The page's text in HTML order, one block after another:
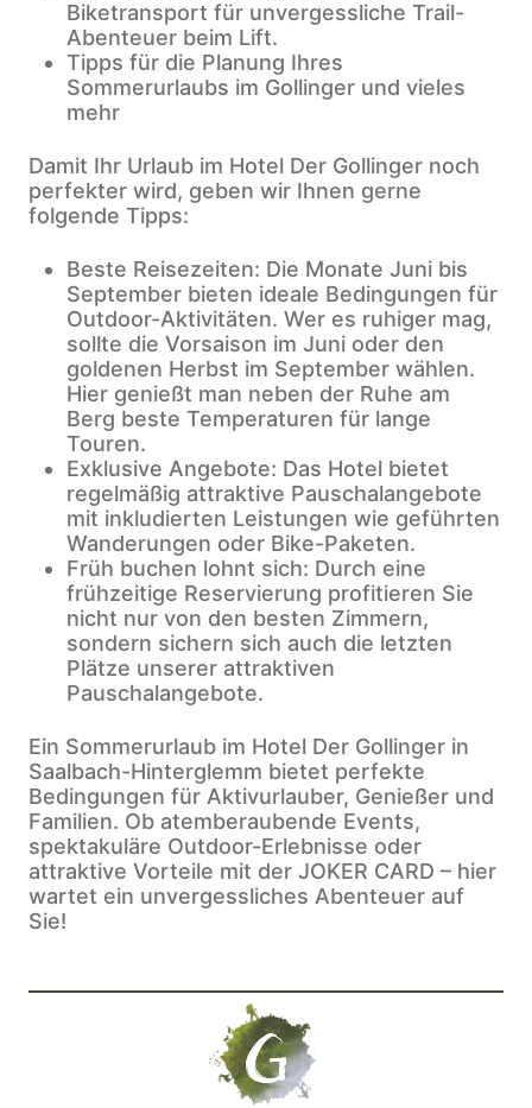
Biketransport für unvergessliche Trail-
Abenteuer beim Lift.
Tipps für die Planung Ihres
Sommerurlaubs im Gollinger und vieles
mehr
Damit Ihr Urlaub im Hotel Der Gollinger noch
perfekter wird, geben wir Ihnen gerne
folgende Tipps:
Beste Reisezeiten: Die Monate Juni bis
September bieten ideale Bedingungen für
Outdoor-Aktivitäten. Wer es ruhiger mag,
sollte die Vorsaison im Juni oder den
goldenen Herbst im September wählen.
Hier genießt man neben der Ruhe am
Berg beste Temperaturen für lange
Touren.
Exklusive Angebote: Das Hotel bietet
regelmäßig attraktive Pauschalangebote
mit inkludierten Leistungen wie geführten
Wanderungen oder Bike-Paketen.
Früh buchen lohnt sich: Durch eine
frühzeitige Reservierung profitieren Sie
nicht nur von den besten Zimmern,
sondern sichern sich auch die letzten
Plätze unserer attraktiven
Pauschalangebote.
Ein Sommerurlaub im Hotel Der Gollinger in
Saalbach-Hinterglemm bietet perfekte
Bedingungen für Aktivurlauber, Genießer und
Familien. Ob atemberaubende Events,
spektakuläre Outdoor-Erlebnisse oder
attraktive Vorteile mit der JOKER CARD – hier
wartet ein unvergessliches Abenteuer auf
Sie!